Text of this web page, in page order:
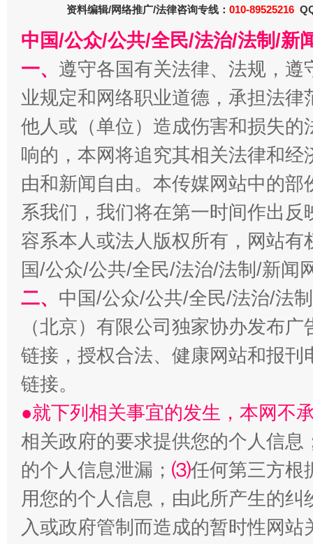
习近平的博鳌关键词
魏明亮
“刷贴”乱象丛生
生
揭批美国五大"原罪" "炒
资料编辑/网络推广/法律咨询专线： 010-89525216
中国/公众/公共/全民/法治/法制/新
一、 遵守各国有关法律、法规，
业规定和网络职业道德，承担法
他人或（单位）造成伤害和损失
响的，本网将追究其相关法律和
由和新闻自由。本传媒网站中的
系我们，我们将在第一时间作出
容系本人或法人版权所有，网站
国/公众/公共/全民/法治/法制/新闻
二、 中国/公众/公共/全民/法治/法
（北京）有限公司独家协办发布
链接，授权合法、健康网站和报
链接。
●就下列相关事宜的发生，本网不
相关政府的要求提供您的个人信息
的个人信息泄漏； ⑶任何第三方根
用您的个人信息，由此所产生的纠
入或政府管制而造成的暂时性网